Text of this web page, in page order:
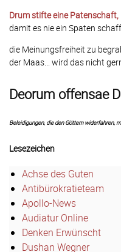
Drum stifte eine Patenschaft,
damit es nie ein Spaten
die Meinungsfreiheit zu
der Maas... wird das nicht
Deorum offensae
Beleidigungen, die den Göttern widerfahren,
Lesezeichen
Achse des Guten
Antibürokratieteam
Apollo-News
Audiatur Online
Denken Erwünscht
Dushan Wegner